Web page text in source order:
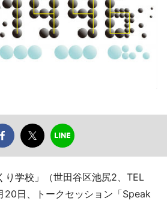
学校」（世田谷区池尻2、TEL
20日、トークセッション「Speak